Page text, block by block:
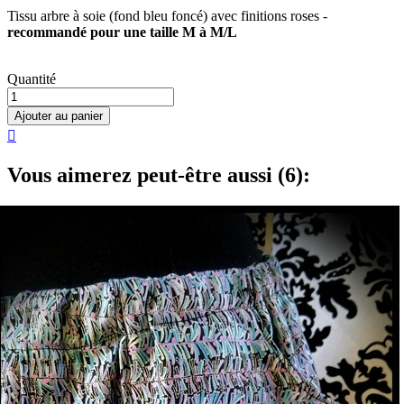
Tissu arbre à soie (fond bleu foncé) avec finitions roses -
recommandé pour une taille M à M/L
Quantité
Ajouter au panier

Vous aimerez peut-être aussi (6):